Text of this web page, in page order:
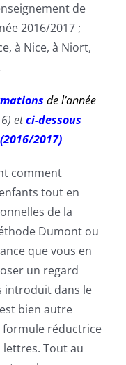
de
2016/2017 ;
à Nice, à Niort,
de l’année
etci-dessous
2017)
comment
tout en
de la
Dumont ou
que vous en
un regard
introduit dans le
bien autre
formule réductrice
lettres. Tout au